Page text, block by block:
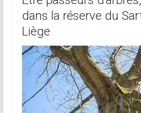
dans la réserve du
Liège